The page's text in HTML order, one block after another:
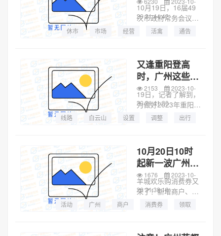
施》（以下...
再限制光禽交易
10月19日，16届49
次市政府常务会议审
议通过了《广州市人
通告》（以下简称
《通告》）。根据
《通告》，未来5
年，广州活禽经营...
20 21:44:42
休市
市场 经营 活禽
通告
又逢重阳登高
时，广州这些公
交线路临时调整
19日，记者了解到，
为做好2023年重阳节
（10月22日晚至10
内旅游景点登高、游
玩的市民出行保障工
作，根据上级交通主
管部...
2153
2023-10-
20 21:41:30
线路
白云山 设置 调整 出行
10月20日10时
起新一波广州消
费券来袭！支付
宝、云闪付皆可
领
羊城欢乐购消费券又
来了！新增商户、力
度不减、超多活动，
动时间为10月20日
1676
2023-10-
20 21:38:16
活动
广州 商户 消费券 领取